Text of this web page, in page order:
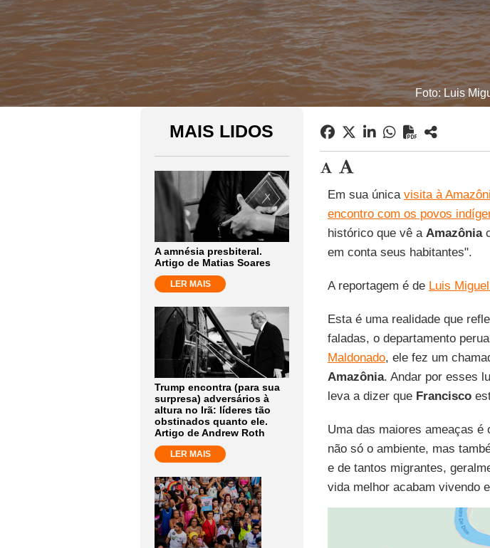
Foto: Luis
MAIS LIDOS
A amnésia presbiteral.
Artigo de Matias Soares
LER MAIS
Trump encontra (para sua
surpresa) adversários à
altura no Irã: líderes tão
obstinados quanto ele.
Artigo de Andrew Roth
LER MAIS
Em sua única visita à
encontro com os povos
histórico que vê a Amazônia
em conta seus habitantes".
A reportagem é de Luis
Esta é uma realidade que
faladas, o departamento
Maldonado, ele fez um
Amazônia. Andar por esses
leva a dizer que Francisco
Uma das maiores ameaças é
não só o ambiente, mas
e de tantos migrantes,
vida melhor acabam vivendo